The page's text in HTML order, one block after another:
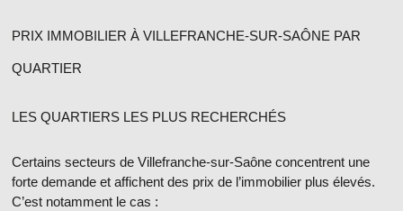
PRIX IMMOBILIER À VILLEFRANCHE-SUR-SAÔNE PAR
QUARTIER
LES QUARTIERS LES PLUS RECHERCHÉS
Certains secteurs de Villefranche-sur-Saône concentrent une
forte demande et affichent des prix de l’immobilierplus élevés.
C’est notamment le cas :